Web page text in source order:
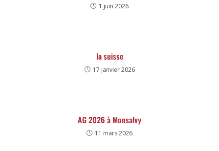
1 juin 2026
la suisse
17 janvier 2026
AG 2026 à Monsalvy
11 mars 2026